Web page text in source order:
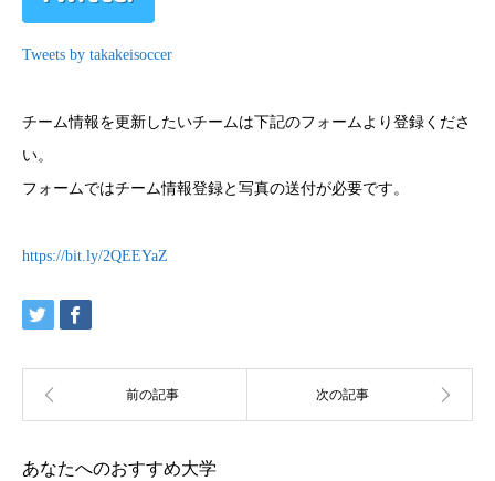
Tweets by takakeisoccer
チーム情報を更新したいチームは下記のフォームより登録くださ
い。
フォームではチーム情報登録と写真の送付が必要です。
https://bit.ly/2QEEYaZ
あなたへのおすすめ大学